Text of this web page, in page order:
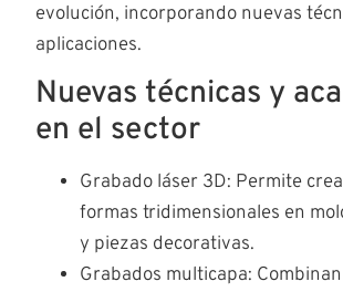
evolución, incorporando nuevas
aplicaciones.
Nuevas técnicas y
en el sector
Grabado láser 3D: Permite
formas tridimensionales en
y piezas decorativas.
Grabados multicapa: